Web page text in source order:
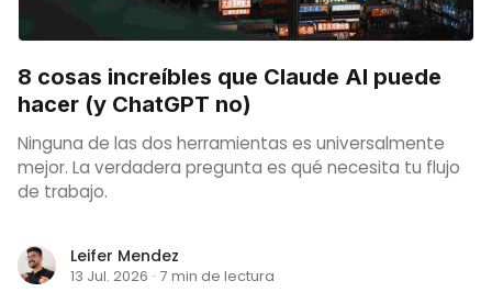
8 cosas increíbles que Claude AI puede
hacer (y ChatGPT no)
Ninguna de las dos herramientas es universalmente
mejor. La verdadera pregunta es qué necesita tu flujo
de trabajo.
Leifer Mendez
13 Jul. 2026 · 7 min de lectura